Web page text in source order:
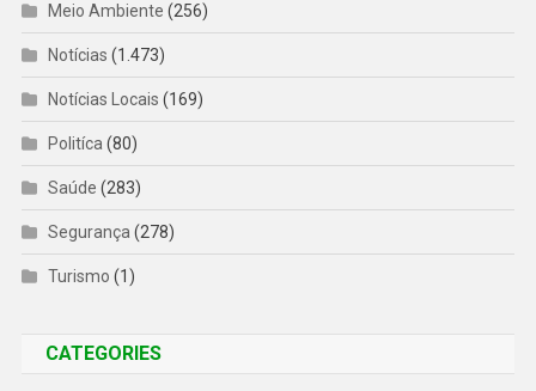
Meio Ambiente (256)
Notícias (1.473)
Notícias Locais (169)
Politíca(80)
Saúde (283)
Segurança(278)
Turismo (1)
CATEGORIES